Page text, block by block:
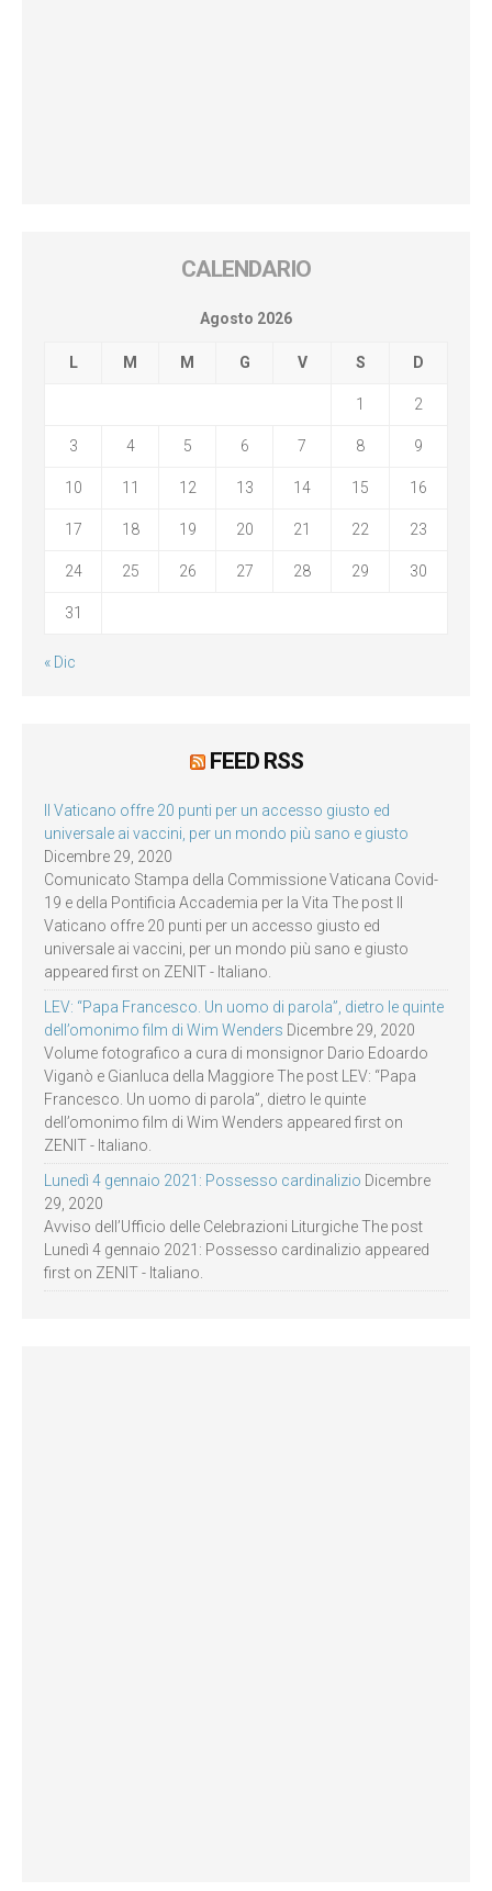
CALENDARIO
Agosto 2026
L M M G V S D
1 2
3 4 5 6 7 8 9
10 11 12 13 14 15 16
17 18 19 20 21 22 23
24 25 26 27 28 29 30
31
« Dic
FEED RSS
Il Vaticano offre 20 punti per un accesso giusto ed
universale ai vaccini, per un mondo più sano e giusto
Dicembre 29, 2020
Comunicato Stampa della Commissione Vaticana Covid-
19 e della Pontificia Accademia per la Vita The post Il
Vaticano offre 20 punti per un accesso giusto ed
universale ai vaccini, per un mondo più sano e giusto
appeared first on ZENIT - Italiano.
LEV: “Papa Francesco. Un uomo di parola”, dietro le quinte
dell’omonimo film di Wim Wenders Dicembre 29, 2020
Volume fotografico a cura di monsignor Dario Edoardo
Viganò e Gianluca della Maggiore The post LEV: “Papa
Francesco. Un uomo di parola”, dietro le quinte
dell’omonimo film di Wim Wenders appeared first on
ZENIT - Italiano.
Lunedì 4 gennaio 2021: Possesso cardinalizio Dicembre
29, 2020
Avviso dell’Ufficio delle Celebrazioni Liturgiche The post
Lunedì 4 gennaio 2021: Possesso cardinalizio appeared
first on ZENIT - Italiano.